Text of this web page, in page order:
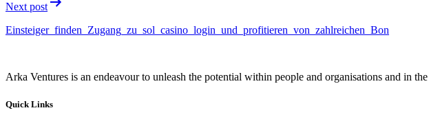
Next post
Einsteiger_finden_Zugang_zu_sol_casino_login_und_profitieren_von_zahlreichen_Bon
Arka Ventures is an endeavour to unleash the potential within people and organisations and in
Quick Links